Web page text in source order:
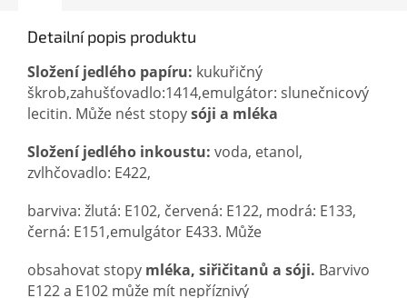
Detailní popis produktu
Složení jedlého papíru: kukuřičný
škrob,zahušťovadlo:1414,emulgátor: slunečnicový
lecitin. Může nést stopysóji a mléka
Složení jedlého inkoustu: voda, etanol,
zvlhčovadlo: E422,
barviva: žlutá: E102, červená: E122, modrá: E133,
černá: E151,emulgátor E433. Může
obsahovat stopy mléka, siřičitanů a sóji. Barvivo
E122 a E102 může mít nepříznivý